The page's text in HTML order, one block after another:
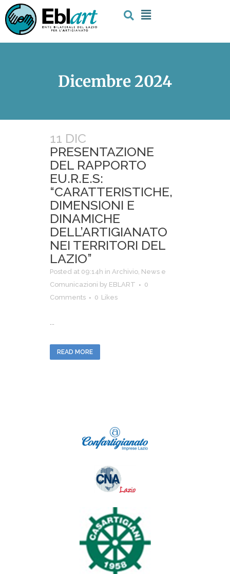
Dicembre 2024
11 DIC
PRESENTAZIONE
DEL RAPPORTO
EU.R.E.S:
“CARATTERISTICHE,
DIMENSIONI E
DINAMICHE
DELL’ARTIGIANATO
NEI TERRITORI DEL
LAZIO”
Posted at 09:14h in Archivio, News e
Comunicazioni by EBLART
0
Comments
0 Likes
...
READ MORE